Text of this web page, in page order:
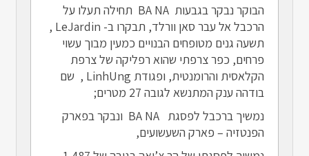
הבוקר נבקר בגבעות BA NA תחילה תעלו על
הרכבל אל עבר סאן וורלד, תבקרו ב- LeJardin ,
תשעה גנים מטופחים הבנויים כמעין מבוך עשוי
פרחים, כפר צרפתי שהוא רפליקה של צרפת
הקלאסית והרומנטית, ופגודת LinhUng , שם
בודהה ענק המתנשא לגובה 27 מטרים;
נמשיך ברכבל לפסגת BA NA ונבקר בפארק
הפנטזיה – פארק השעשועים,